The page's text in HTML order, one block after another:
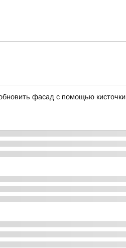
фасад с помощью кисточки